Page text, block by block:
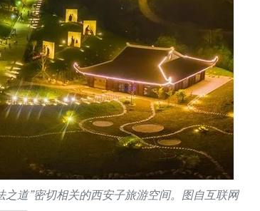
道”密切相关的西安子旅游空间。图自互联网